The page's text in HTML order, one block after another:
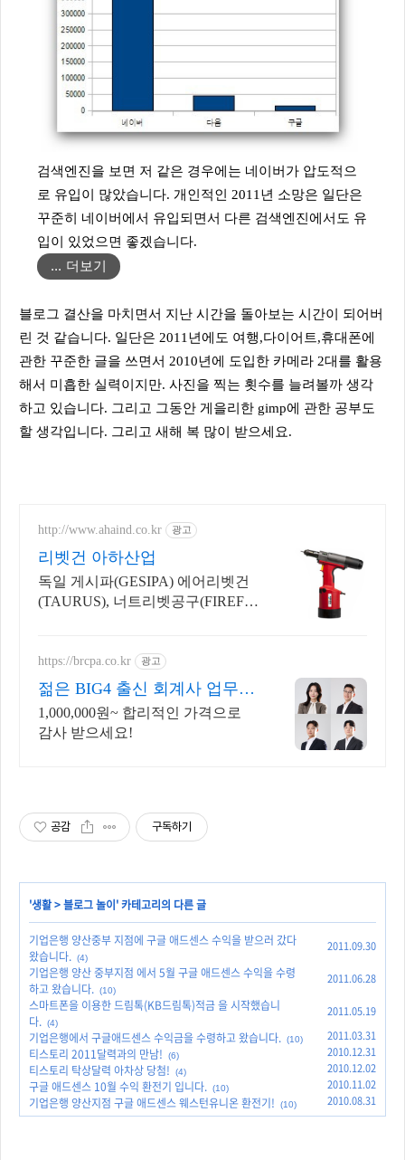
검색엔진을 보면 저 같은 경우에는 네이버가 압도적으
로 유입이 많았습니다. 개인적인 2011년 소망은 일단은
꾸준히 네이버에서 유입되면서 다른 검색엔진에서도 유
입이 있었으면 좋겠습니다.
더보기
블로그 결산을 마치면서 지난 시간을 돌아보는 시간이 되어버
린 것 같습니다. 일단은 2011년에도 여행,다이어트,휴대폰에
관한 꾸준한 글을 쓰면서 2010년에 도입한 카메라 2대를 활용
해서 미흡한 실력이지만. 사진을 찍는 횟수를 늘려볼까 생각
하고 있습니다. 그리고 그동안 게을리한 gimp에 관한 공부도
할 생각입니다. 그리고 새해 복 많이 받으세요.
http://www.ahaind.co.kr 광고
리벳건 아하산업
독일 게시파(GESIPA) 에어리벳건
(TAURUS), 너트리벳공구(FIREFO
https://brcpa.co.kr 광고
젊은 BIG4 출신 회계사 업무별
전문센터 운영
1,000,000원~ 합리적인 가격으로
감사 받으세요!
공감 구독하기
'생활>블로그 놀이' 카테고리의 다른 글
기업은행 양산중부 지점에 구글 애드센스 수익을 받으러 갔다
왔습니다. (4)
2011.09.30
기업은행 양산 중부지점 에서 5월 구글 애드센스 수익을 수령
하고 왔습니다. (10)
2011.06.28
스마트폰을 이용한 드림톡(KB드림톡)적금 을 시작했습니
다. (4)
2011.05.19
기업은행에서 구글애드센스 수익금을 수령하고 왔습니다. (10) 2011.03.31
티스토리 2011달력과의 만남! (6) 2010.12.31
티스토리 탁상달력 아차상 당첨! (4) 2010.12.02
구글 애드센스 10월 수익 환전기 입니다. (10) 2010.11.02
기업은행 양산지점 구글 애드센스 웨스턴유니온 환전기! (10) 2010.08.31